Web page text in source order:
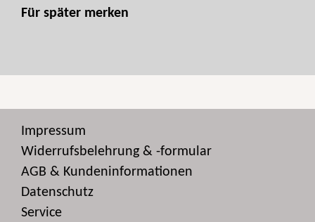
Für später merken
Impressum
Widerrufsbelehrung & -formular
AGB & Kundeninformationen
Datenschutz
Service